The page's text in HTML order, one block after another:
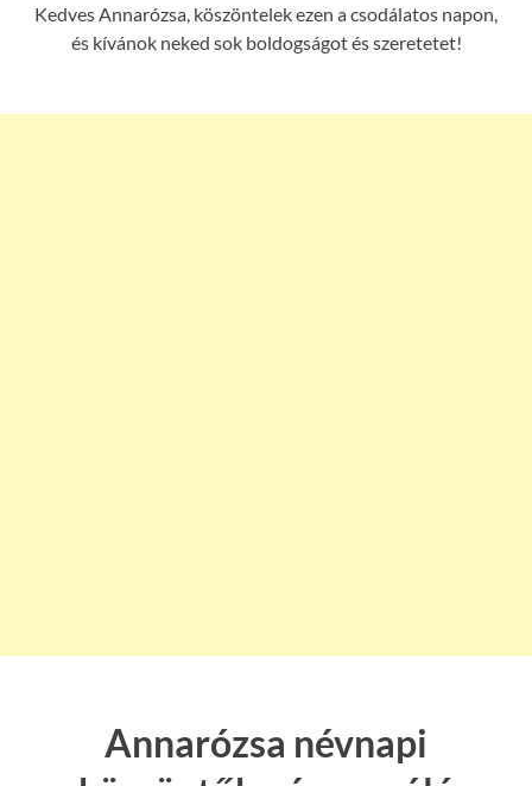
Kedves Annarózsa, köszöntelek ezen a csodálatos napon,
és kívánok neked sok boldogságot és szeretetet!
Annarózsa névnapi